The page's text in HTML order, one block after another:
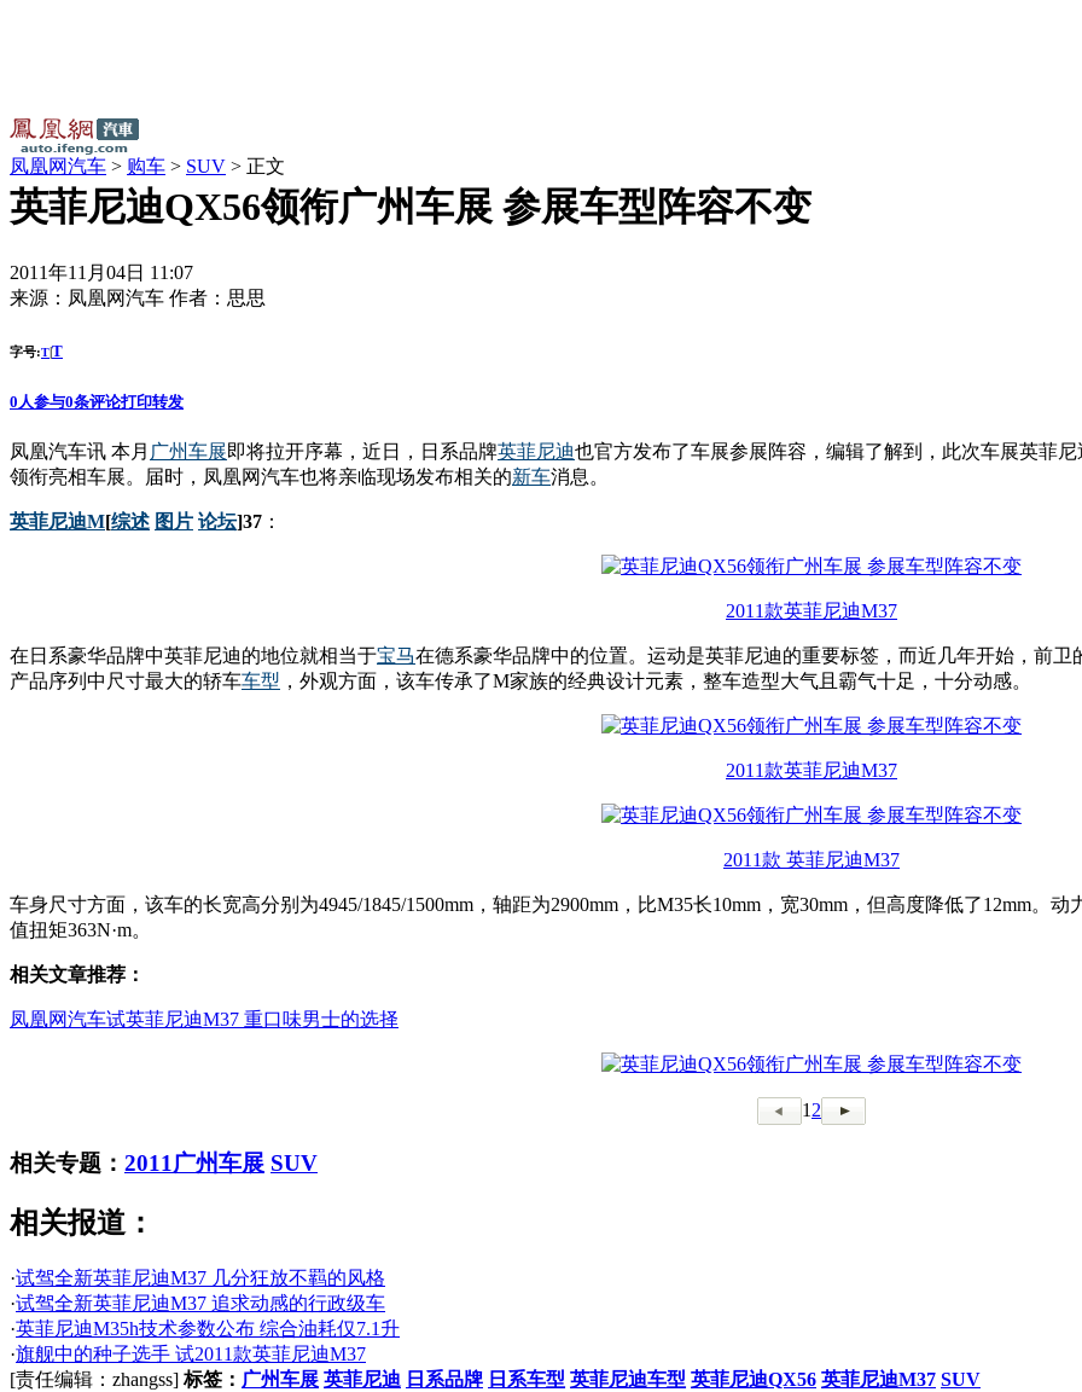
凤凰网汽车 > 购车 > SUV > 正文
英菲尼迪QX56领衔广州车展 参展车型阵容不变
2011年11月04日 11:07
来源： 凤凰网汽车 作者： 思思
字号:T|T
0 人参与0条评论打印转发
凤凰汽车讯 本月 广州车展即将拉开序幕，近日，日系品牌英菲尼迪也官方发布了车展参展阵容，编辑了解到，此次车展英菲
领衔亮相车展。届时，凤凰网汽车也将亲临现场发布相关的新车消息。
英菲尼迪M[综述 图片 论坛]37 ：
2011款英菲尼迪M37
在日系豪华品牌中英菲尼迪的地位就相当于宝马在德系豪华品牌中的位置。运动是英菲尼迪的重要标签，而近几年开始，前
产品序列中尺寸最大的轿车车型 ，外观方面，该车传承了M家族的经典设计元素，整车造型大气且霸气十足，十分动感。
2011款英菲尼迪M37
2011款 英菲尼迪M37
车身尺寸方面，该车的长宽高分别为4945/1845/1500mm，轴距为2900mm，比M35长10mm，宽30mm，但高度降低了12mm。
值扭矩363N·m。
相关文章推荐：
凤凰网汽车试英菲尼迪M37 重口味男士的选择
1 2
相关专题： 2011广州车展 SUV
相关报道：
·试驾全新英菲尼迪M37 几分狂放不羁的风格
·试驾全新英菲尼迪M37 追求动感的行政级车
·英菲尼迪M35h技术参数公布 综合油耗仅7.1升
·旗舰中的种子选手 试2011款英菲尼迪M37
[责任编辑：zhangss] 标签： 广州车展 英菲尼迪 日系品牌 日系车型 英菲尼迪车型 英菲尼迪QX56 英菲尼迪M37 SUV